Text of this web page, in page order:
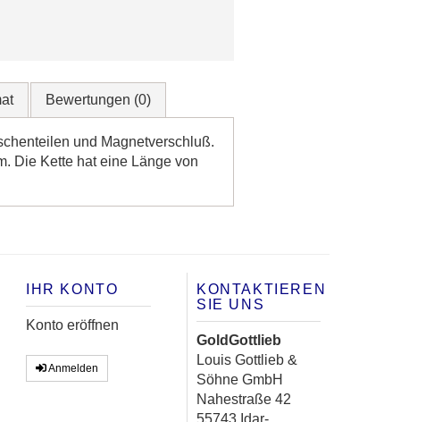
Bewertungen (0)
und Magnetverschluß.
Die Kette hat eine Länge von
IHR KONTO
Konto eröffnen
Anmelden
KONTAKTIEREN
SIE UNS
GoldGottlieb
Louis Gottlieb &
Söhne GmbH
Nahestraße 42
55743 Idar-